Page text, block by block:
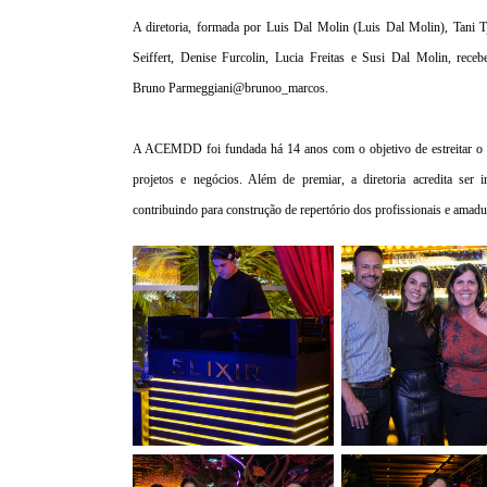
A diretoria, formada por Luis Dal Molin (Luis Dal Molin), Tani
Seiffert, Denise Furcolin, Lucia Freitas e Susi Dal Molin,
Bruno Parmeggiani@brunoo_marcos.
A ACEMDD foi fundada há 14 anos com o objetivo de estreitar o
projetos e negócios. Além de premiar,
a diretoria acredita ser
contribuindo para construção de repertório dos profissionais e